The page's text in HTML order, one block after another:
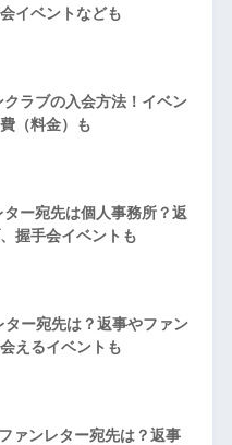
イベントなども
ラブの入会方法！イベン
（料金）も
ー宛先は個人事務所？返
握手会イベントも
ー宛先は？返事やファン
えるイベントも
ァンレター宛先は？返事